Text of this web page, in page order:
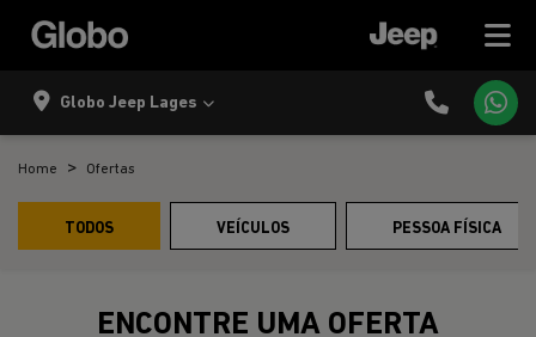
Globo Jeep Lages
Home Ofertas
TODOS VEÍCULOS PESSOA FÍSICA
ENCONTRE UMA OFERTA